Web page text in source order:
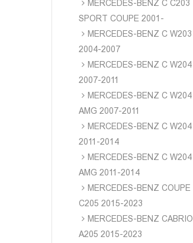
MERCEDES-BENZ C C203
SPORT COUPE 2001-
MERCEDES-BENZ C W203
2004-2007
MERCEDES-BENZ C W204
2007-2011
MERCEDES-BENZ C W204
AMG 2007-2011
MERCEDES-BENZ C W204
2011-2014
MERCEDES-BENZ C W204
AMG 2011-2014
MERCEDES-BENZ COUPE
C205 2015-2023
MERCEDES-BENZ CABRIO
A205 2015-2023